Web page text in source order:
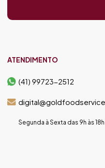
ATENDIMENTO
(41) 99723-2512
Segunda à Sexta das 9h às 18h